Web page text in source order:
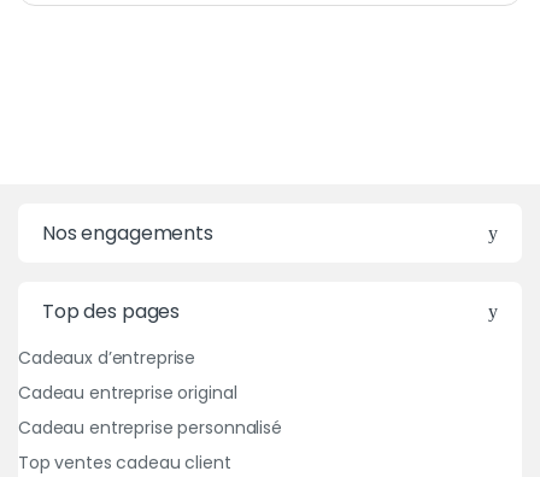
Nos engagements
Top des pages
Cadeaux d’entreprise
Cadeau entreprise original
Cadeau entreprise personnalisé
Top ventes cadeau client